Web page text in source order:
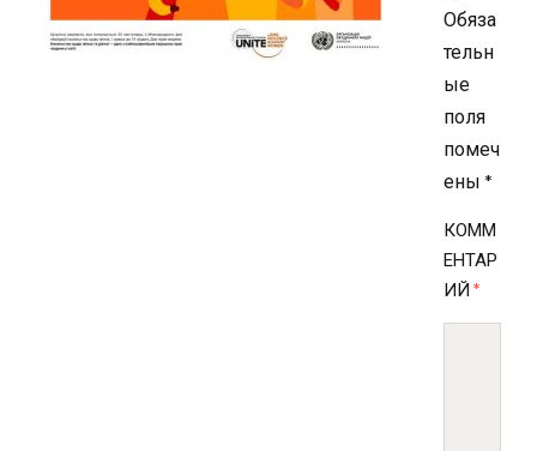
Обяза
тельн
ые
поля
помеч
ены *
КОММ
ЕНТАР
ИЙ *